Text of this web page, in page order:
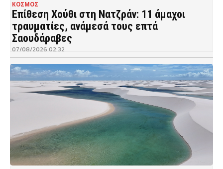
ΚΟΣΜΟΣ
Επίθεση Χούθι στη Νατζράν: 11 άμαχοι
τραυματίες, ανάμεσά τους επτά
Σαουδάραβες
07/08/2026 02:32